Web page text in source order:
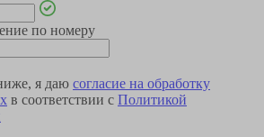
по номеру
я даю согласие на обработку
в соответствии с Политикой